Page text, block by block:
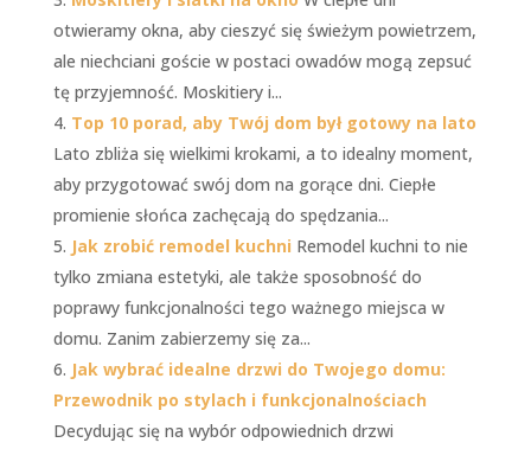
otwieramy okna, aby cieszyć się świeżym powietrzem,
ale niechciani goście w postaci owadów mogą zepsuć
tę przyjemność. Moskitiery i...
Top 10 porad, aby Twój dom był gotowy na lato
Lato zbliża się wielkimi krokami, a to idealny moment,
aby przygotować swój dom na gorące dni. Ciepłe
promienie słońca zachęcają do spędzania...
Jak zrobić remodel kuchni Remodel kuchni to nie
tylko zmiana estetyki, ale także sposobność do
poprawy funkcjonalności tego ważnego miejsca w
domu. Zanim zabierzemy się za...
Jak wybrać idealne drzwi do Twojego domu:
Przewodnik po stylach i funkcjonalnościach
Decydując się na wybór odpowiednich drzwi